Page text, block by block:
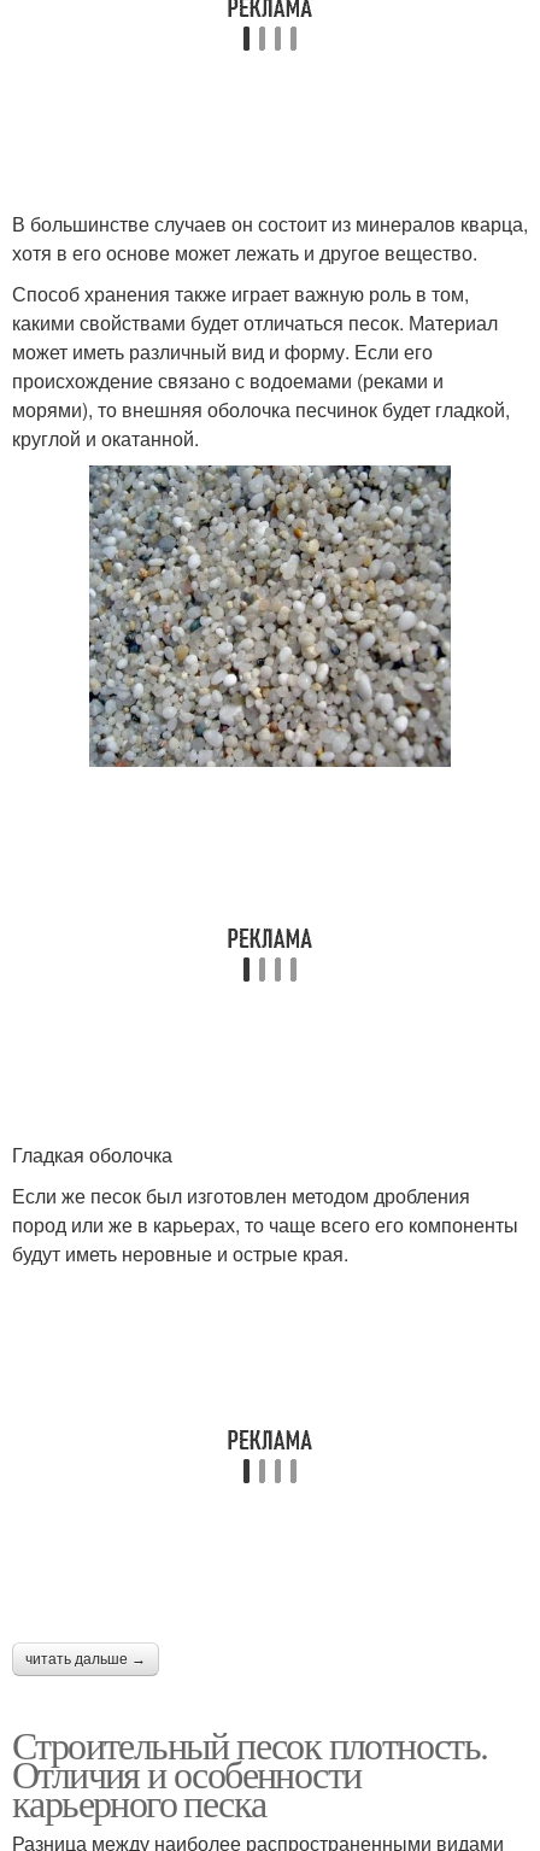
В большинстве случаев он состоит из минералов кварца,
хотя в его основе может лежать и другое вещество.
Способ хранения также играет важную роль в том,
какими свойствами будет отличаться песок. Материал
может иметь различный вид и форму. Если его
происхождение связано с водоемами (реками и
морями), то внешняя оболочка песчинок будет гладкой,
круглой и окатанной.
Гладкая оболочка
Если же песок был изготовлен методом дробления
пород или же в карьерах, то чаще всего его компоненты
будут иметь неровные и острые края.
читать дальше →
Строительный песок плотность.
Отличия и особенности
карьерного песка
Разница между наиболее распространенными видами